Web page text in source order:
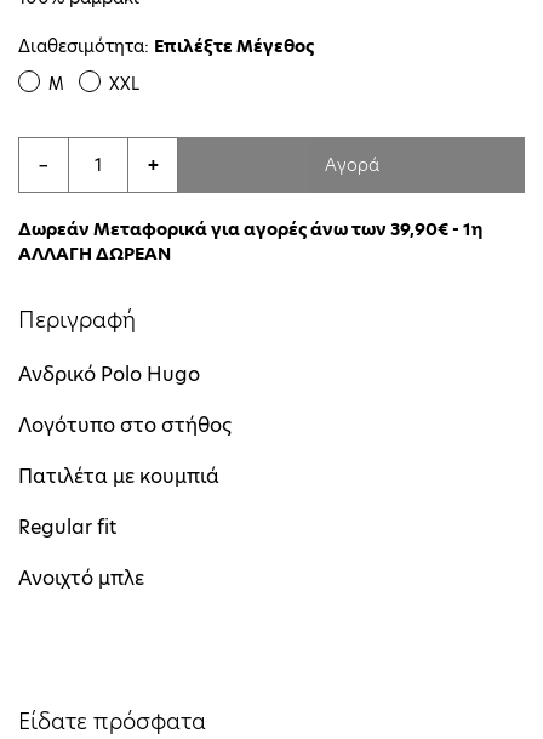
Διαθεσιμότητα: Επιλέξτε Μέγεθος
M XXL
− + Αγορά
Δωρεάν Μεταφορικά για αγορές άνω των 39,90€ - 1η
ΑΛΛΑΓΗ ΔΩΡΕΑΝ
Περιγραφή
Ανδρικό Polo Hugo
Λογότυπο στο στήθος
Πατιλέτα με κουμπιά
Regular fit
Ανοιχτό μπλε
Είδατε πρόσφατα